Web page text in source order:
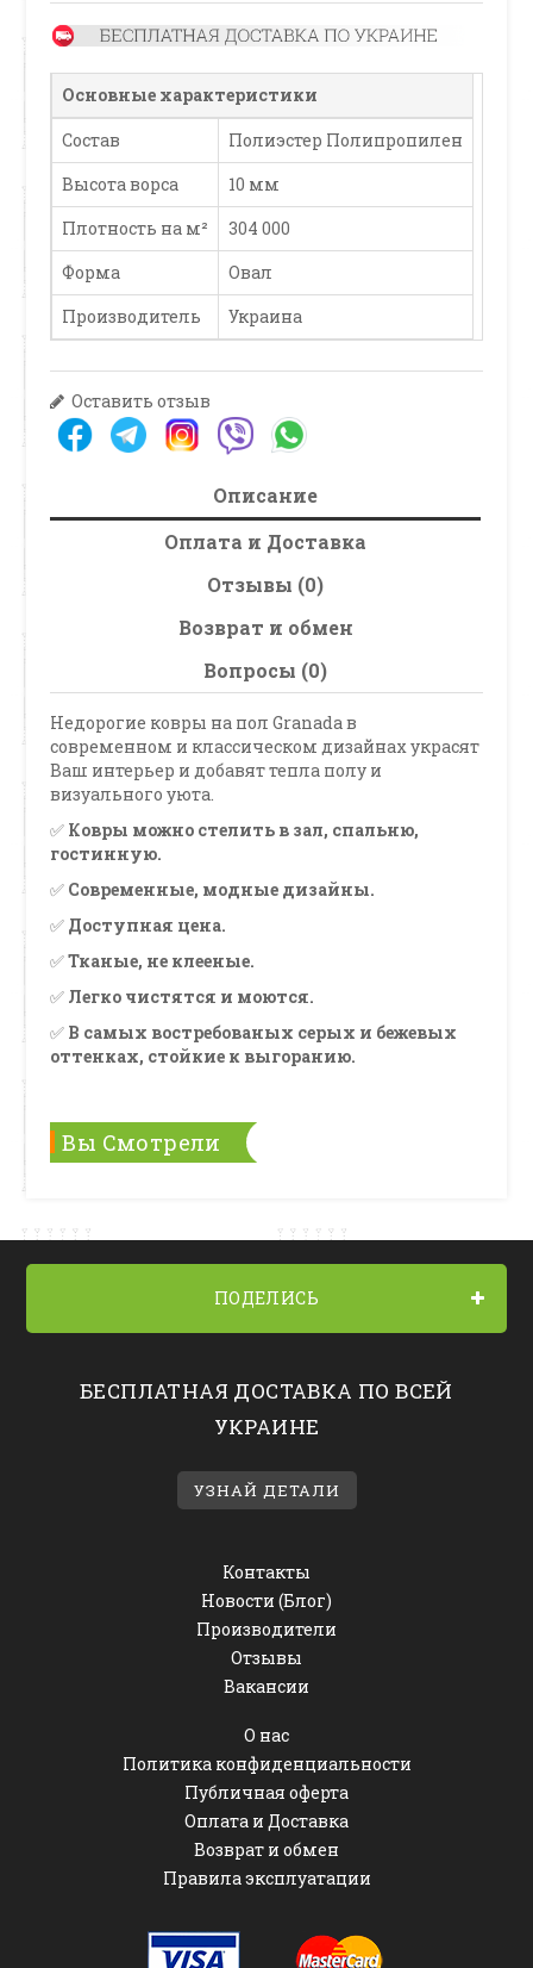
Основные характеристики
Состав
Полиэстер Полипропилен
Высота ворса
10 мм
Плотность на м²
304 000
Форма
Овал
Производитель
Украина
Оставить отзыв
Описание
Оплата и Доставка
Отзывы (0)
Возврат и обмен
Вопросы (0)
Недорогие ковры на пол Granada в
современном и классическом дизайнах украсят
Ваш интерьер и добавят тепла полу и
визуального уюта.
✅ Ковры можно стелить в зал, спальню,
гостинную.
✅ Современные, модные дизайны.
✅ Доступная цена.
✅Тканые, не клееные.
✅ Легко чистятся и моются.
✅ В самых востребованых серых и бежевых
оттенках, стойкие к выгоранию.
Вы Смотрели
ПОДЕЛИСЬ
БЕСПЛАТНАЯ ДОСТАВКА ПО ВСЕЙ
УКРАИНЕ
УЗНАЙ ДЕТАЛИ
Контакты
Новости (Блог)
Производители
Отзывы
Вакансии
О нас
Политика конфиденциальности
Публичная оферта
Оплата и Доставка
Возврат и обмен
Правила эксплуатации